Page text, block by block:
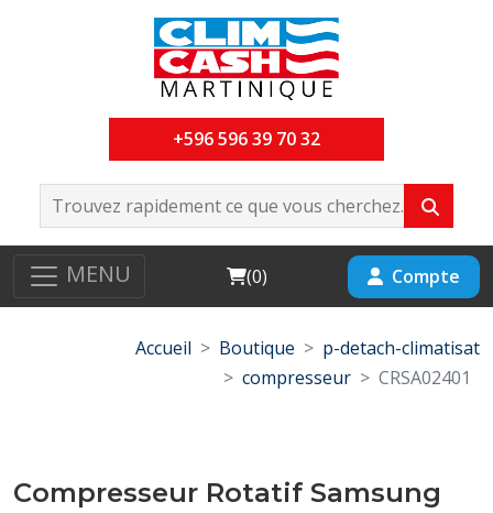
+596 596 39 70 32
MENU Cart
(0) Compte
Accueil Boutique
p-detach-climatisat
compresseur
CRSA02401
Compresseur Rotatif Samsung